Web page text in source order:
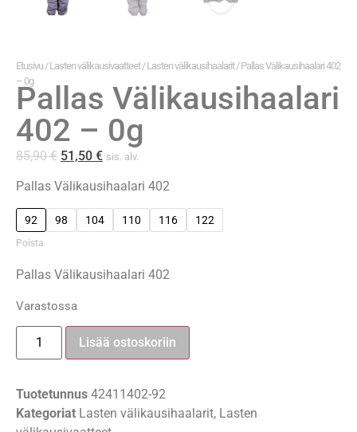
Etusivu /Lasten välikausivaatteet/Lasten välikausihaalarit/ Pallas Välikausihaalari 402
– 0g
Pallas Välikausihaalari
402 – 0g
85,90€ 51,50 € sis. alv.
Pallas Välikausihaalari 402
92 98 104 110 116 122
Poista
Pallas Välikausihaalari 402
Varastossa
Lisää ostoskoriin
Tuotetunnus 42411402-92
Kategoriat Lasten välikausihaalarit, Lasten